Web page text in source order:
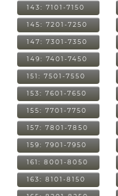
143: 7101-7150
145: 7201-7250
147: 7301-7350
149: 7401-7450
151: 7501-7550
153: 7601-7650
155: 7701-7750
157: 7801-7850
159: 7901-7950
161: 8001-8050
163: 8101-8150